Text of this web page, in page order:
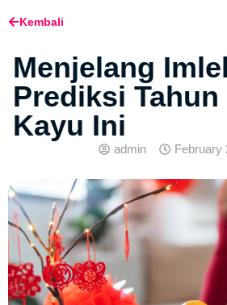
Kembali
Menjelang
Prediksi Tahun
Kayu Ini
admin February